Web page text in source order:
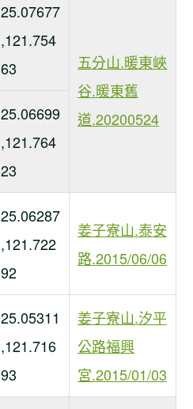
25.07677
,121.754
63
五分山.暖東峽
谷.暖東舊
道.20200524
25.06699
,121.764
23
25.06287
,121.722
92
姜子寮山.泰安
路.2015/06/06
25.05311
,121.716
93
姜子寮山.汐平
公路福興
宮.2015/01/03